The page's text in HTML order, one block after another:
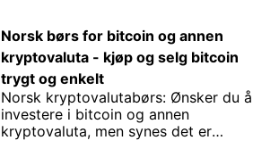
søppelsekken klar?
Norsk børs for bitcoin og annen
kryptovaluta - kjøp og selg bitcoin
trygt og enkelt
Norsk kryptovalutabørs: Ønsker du å
investere i bitcoin og annen
kryptovaluta, men synes det er